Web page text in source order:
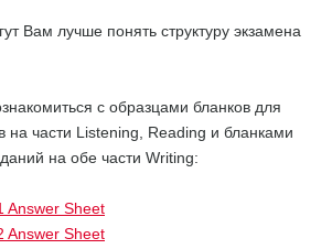
Вам лучше понять структуру экзамена
с образцами бланков для
на части Listening, Reading и бланками
на обе части Writing:
Answer Sheet
Answer Sheet